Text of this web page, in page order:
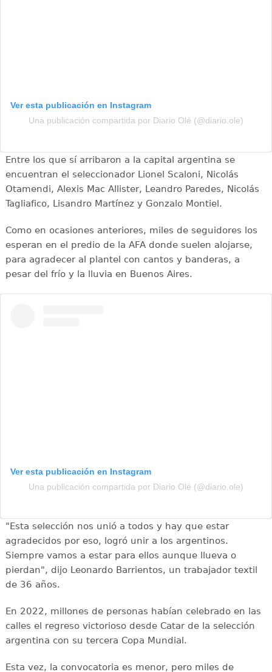
Ver esta publicación en Instagram
Una publicación compartida por Diario Olé (@diario.ole)
Entre los que sí arribaron a la capital argentina se
encuentran el seleccionador Lionel Scaloni, Nicolás
Otamendi, Alexis Mac Allister, Leandro Paredes, Nicolás
Tagliafico, Lisandro Martínez y Gonzalo Montiel.
Como en ocasiones anteriores, miles de seguidores los
esperan en el predio de la AFA donde suelen alojarse,
para agradecer al plantel con cantos y banderas, a
pesar del frío y la lluvia en Buenos Aires.
Ver esta publicación en Instagram
Una publicación compartida por Diario Olé (@diario.ole)
"Esta selección nos unió a todos y hay que estar
agradecidos por eso, logró unir a los argentinos.
Siempre vamos a estar para ellos aunque llueva o
pierdan", dijo Leonardo Barrientos, un trabajador textil
de 36 años.
En 2022, millones de personas habían celebrado en las
calles el regreso victorioso desde Catar de la selección
argentina con su tercera Copa Mundial.
Esta vez, la convocatoria es menor, pero miles de